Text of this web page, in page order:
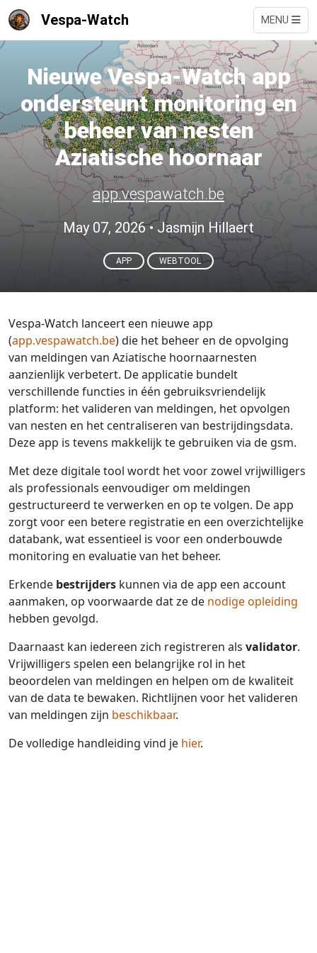
Vespa-Watch MENU
Nieuwe Vespa-Watch app
ondersteunt monitoring en
beheer van nesten
Aziatische hoornaar
app.vespawatch.be
May 07, 2026• Jasmijn Hillaert
APP WEBTOOL
Vespa-Watch lanceert een nieuwe app
(app.vespawatch.be) die het beheer en de opvolging
van meldingen van Aziatische hoornaarnesten
aanzienlijk verbetert. De applicatie bundelt
verschillende functies in één gebruiksvriendelijk
platform: het valideren van meldingen, het opvolgen
van nesten en het centraliseren van bestrijdingsdata.
Deze app is tevens makkelijk te gebruiken via de gsm.
Met deze digitale tool wordt het voor zowel vrijwilligers
als professionals eenvoudiger om meldingen
gestructureerd te verwerken en op te volgen. De app
zorgt voor een betere registratie en een overzichtelijke
databank, wat essentieel is voor een onderbouwde
monitoring en evaluatie van het beheer.
Erkende bestrijders kunnen via de app een account
aanmaken, op voorwaarde dat ze de nodige opleiding
hebben gevolgd.
Daarnaast kan iedereen zich registreren als validator.
Vrijwilligers spelen een belangrijke rol in het
beoordelen van meldingen en helpen om de kwaliteit
van de data te bewaken. Richtlijnen voor het valideren
van meldingen zijn beschikbaar.
De volledige handleiding vind je hier.